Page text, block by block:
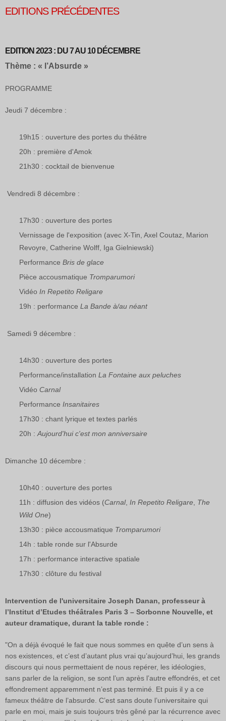
EDITIONS PRÉCÉDENTES
EDITION 2023 : DU 7 AU 10 DÉCEMBRE
Thème : « l’Absurde »
PROGRAMME
Jeudi 7 décembre :
19h15 : ouverture des portes du théâtre
20h : première d'Amok
21h30 : cocktail de bienvenue
Vendredi 8 décembre :
17h30 : ouverture des portes
Vernissage de l'exposition (avec X-Tin, Axel Coutaz, Marion
Revoyre, Catherine Wolff, Iga Gielniewski)
Performance Bris de glace
Pièce accousmatique Tromparumori
Vidéo In Repetito Religare
19h : performance La Bande à/au néant
Samedi 9 décembre :
14h30 : ouverture des portes
Performance/installation La Fontaine aux peluches
Vidéo Carnal
Performance Insanitaires
17h30 : chant lyrique et textes parlés
20h : Aujourd'hui c'est mon anniversaire
Dimanche 10 décembre :
10h40 : ouverture des portes
11h : diffusion des vidéos (Carnal, In Repetito Religare The
Wild One)
13h30 : pièce accousmatique Tromparumori
14h : table ronde sur l'Absurde
17h : performance interactive spatiale
17h30 : clôture du festival
Intervention de l'universitaire Joseph Danan, professeur à
l’Institut d’Etudes théâtrales Paris 3 – Sorbonne Nouvelle, et
auteur dramatique, durant la table ronde :
"On a déjà évoqué le fait que nous sommes en quête d’un sens à
nos existences, et c’est d’autant plus vrai qu’aujourd’hui, les grands
discours qui nous permettaient de nous repérer, les idéologies,
sans parler de la religion, se sont l’un après l’autre effondrés, et cet
effondrement apparemment n’est pas terminé. Et puis il y a ce
fameux théâtre de l’absurde. C’est sans doute l’universitaire qui
parle en moi, mais je suis toujours très gêné par la récurrence avec